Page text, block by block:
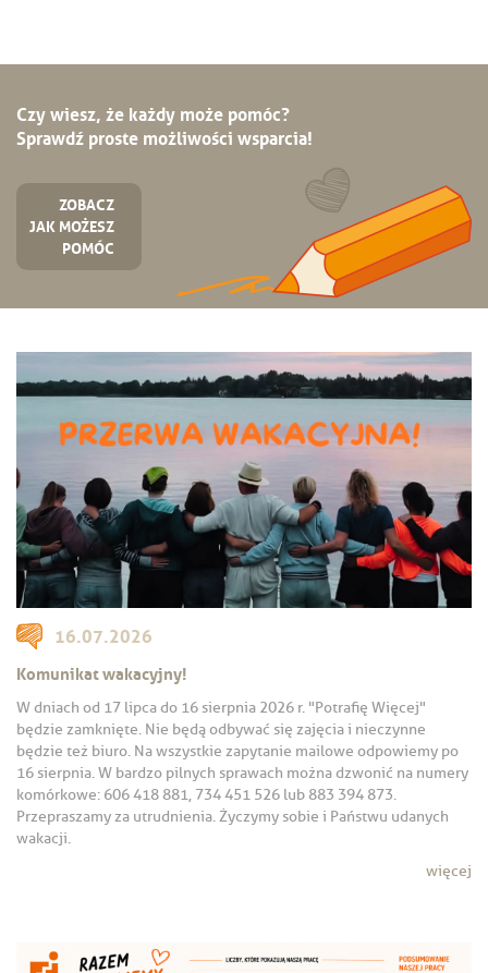
Czy wiesz, że każdy może pomóc?
Sprawdź proste możliwości wsparcia!
ZOBACZ
JAK MOŻESZ
POMÓC
16.07.2026
Komunikat wakacyjny!
W dniach od 17 lipca do 16 sierpnia 2026 r. "Potrafię Więcej"
będzie zamknięte. Nie będą odbywać się zajęcia i nieczynne
będzie też biuro. Na wszystkie zapytanie mailowe odpowiemy po
16 sierpnia. W bardzo pilnych sprawach można dzwonić na numery
komórkowe: 606 418 881, 734 451 526 lub 883 394 873.
Przepraszamy za utrudnienia. Życzymy sobie i Państwu udanych
wakacji.
więcej